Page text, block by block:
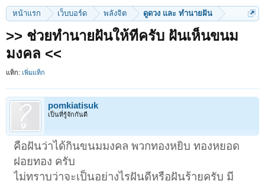
หน้าแรก เว็บบอร์ด พลังจิต ดูดวง และ ทำนายฝัน
>> ช่วยทำนายฝันให้ทีครับ ฝันเห็นขนม
มงคล <<
แท็ก: เพิ่มแท็ก
pomkiatisuk
เป็นที่รู้จักกันดี
คือฝันว่าได้กินขนมมงคล พวกทองหยิบ ทองหยอด
ฝอยทอง ครับ
ไม่ทราบว่าจะเป็นอย่างไรฝันดีหรือฝันร้ายครับ มี